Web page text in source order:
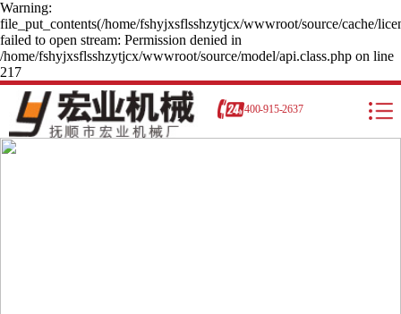
Warning:
file_put_contents(/home/fshyjxsflsshzytjcx/wwwroot/source/cache/
failed to open stream: Permission denied in
/home/fshyjxsflsshzytjcx/wwwroot/source/model/api.class.php on line
217
400-915-2637